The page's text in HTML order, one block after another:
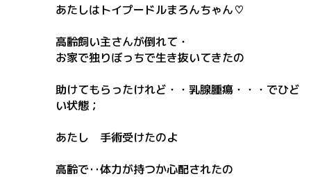
あたしはトイプードルまろんちゃん♡
高齢飼い主さんが倒れて・
お家で独りぼっちで生き抜いてきたの
助けてもらったけれど・・乳腺腫瘍・・・でひど
い状態；
あたし 手術受けたのよ
高齢で‥体力が持つか心配されたの